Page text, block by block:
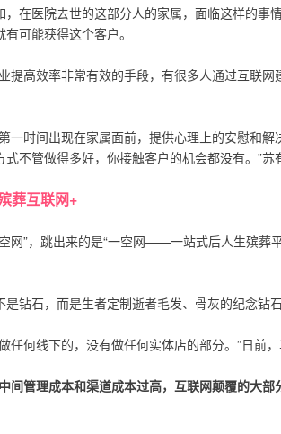
在医院去世的这部分人的家属，面临这样的
可能获得这个客户。
提高效率非常有效的手段，有很多人通过互联
一时间出现在家属面前，提供心理上的安慰和
不管做得多好，你接触客户的机会都没有。”苏
葬互联网+
网”，跳出来的是“一空网——一站式后人生殡葬
钻石，而是生者定制逝者毛发、骨灰的纪念钻石
任何线下的，没有做任何实体店的部分。”日前
间管理成本和渠道成本过高，互联网颠覆的大